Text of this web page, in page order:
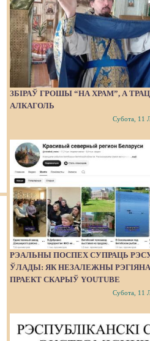
ЗБІРАЎ ГРОШЫ “НА ХРАМ”, А
АЛКАГОЛЬ
Субота, 11
РЭАЛЬНЫ ПОСПЕХ СУПРАЦЬ
ЎЛАДЫ: ЯК НЕЗАЛЕЖНЫ
ПРАЕКТ СКАРЫЎ YOUTUBE
Субота, 11